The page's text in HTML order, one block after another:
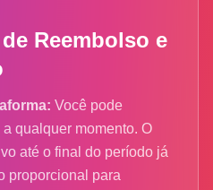
Reembolso e
Você pode
qualquer momento. O
até o final do período já
proporcional para